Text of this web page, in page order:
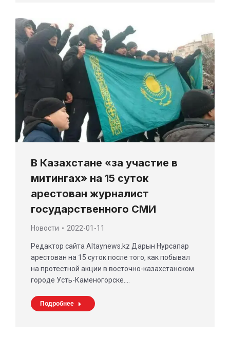
В Казахстане «за участие в
митингах» на 15 суток
арестован журналист
государственного СМИ
Новости 2022-01-11
Редактор сайта Аltaynews.kz Дарын Нурсапар
арестован на 15 суток после того, как побывал
на протестной акции в восточно-казахстанском
городе Усть-Каменогорске.…
Подробнее